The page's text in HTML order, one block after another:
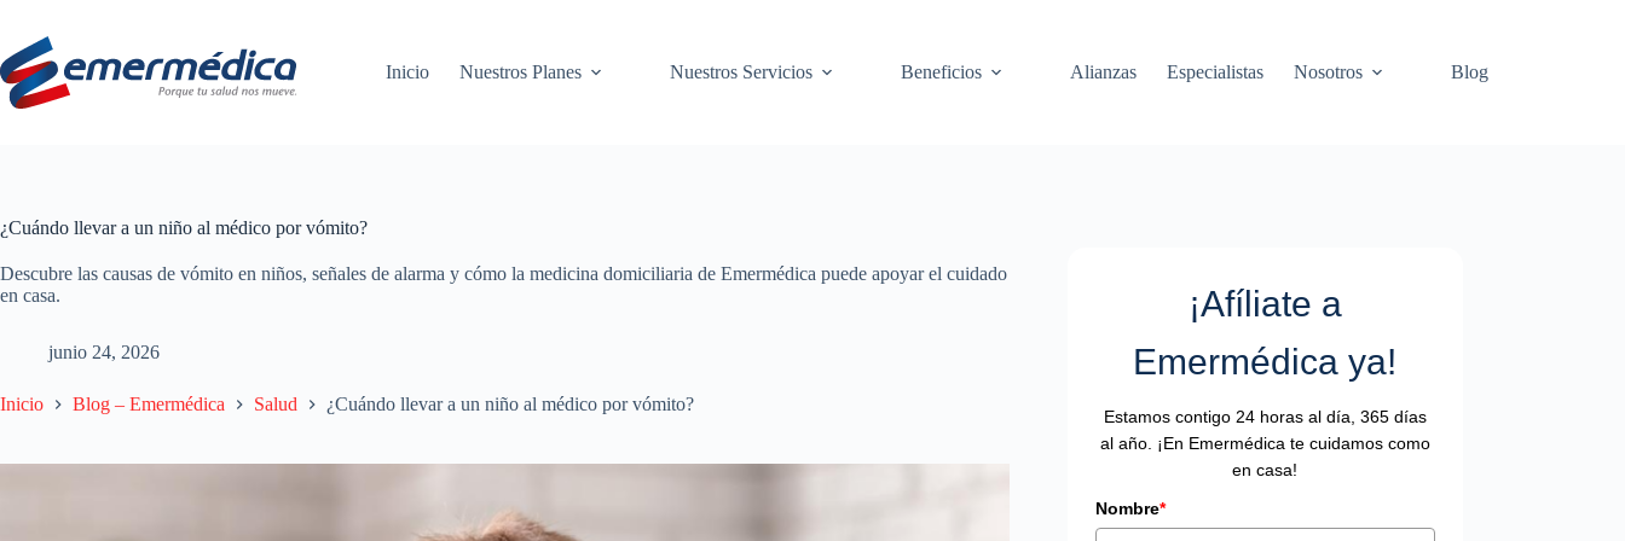
contenido
Inicio
Nuestros Planes Nuestros Servicios Beneficios Alianzas Especialistas Nosotros Blog
¿Cuándo llevar a un niño al médico por vómito?
Descubre las causas de vómito en niños, señales de alarma y cómo la medicina domiciliaria de Emermédica puede apoyar el cuidado
en casa.
junio 24, 2026
Inicio Blog – Emermédica Salud ¿Cuándo llevar a un niño al médico por vómito?
¡Afíliate a
Emermédica ya!
Estamos contigo 24 horas al día, 365 días
al año. ¡En Emermédica te cuidamos como
en casa!
Nombre*